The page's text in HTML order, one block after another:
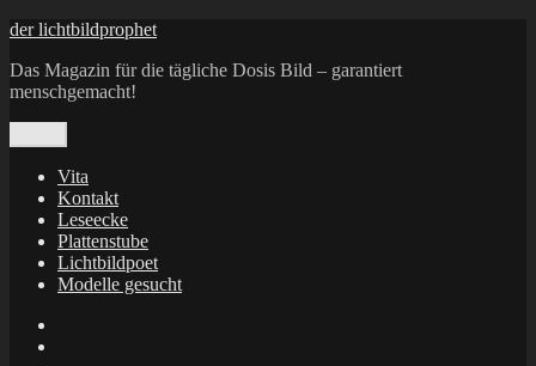
Zum
springen
der lichtbildprophet
Das Magazin für die tägliche Dosis Bild – garantiert
menschgemacht!
Vita
Kontakt
Leseecke
Plattenstube
Lichtbildpoet
Modelle gesucht